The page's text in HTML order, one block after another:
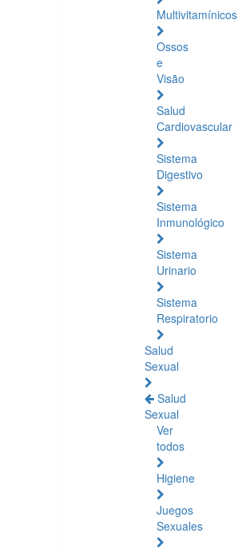
Multivitamínicos
Ossos
e
Visão
Salud
Cardiovascular
Sistema
Digestivo
Sistema
Inmunológico
Sistema
Urinario
Sistema
Respiratorio
Salud
Sexual
Salud
Sexual
Ver
todos
Higiene
Juegos
Sexuales